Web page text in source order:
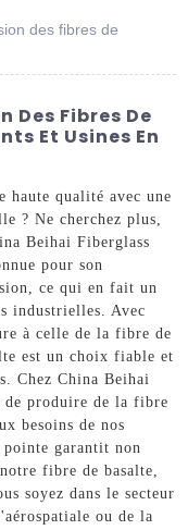
des fibres de
Des Fibres De
Et Usines En
haute qualité avec une
? Ne cherchez plus,
Beihai Fiberglass
pour son
ce qui en fait un
industrielles. Avec
à celle de la fibre de
est un choix fiable et
Chez China Beihai
de produire de la fibre
besoins de nos
garantit non
fibre de basalte,
soyez dans le secteur
ou de la